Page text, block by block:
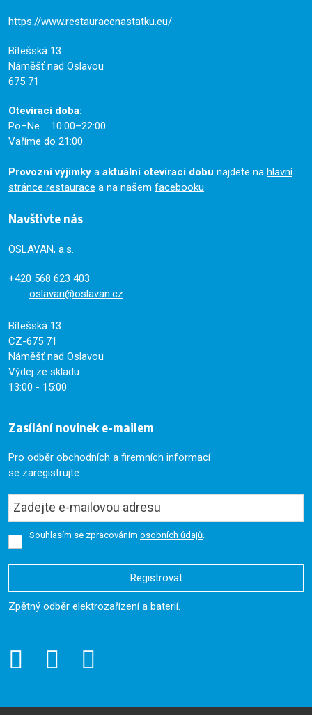
https://www.restauracenastatku.eu/
Bítešská 13
Náměšť nad Oslavou
675 71
Otevírací doba:
Po–Ne 10:00–22:00
Vaříme do 21:00.
Provozní výjimky a aktuální otevírací dobu najdete na hlavní
stránce restaurace a na našem facebooku.
Navštivte nás
OSLAVAN, a.s.
+420 568 623 403
oslavan@oslavan.cz
Bítešská 13
CZ-675 71
Náměšť nad Oslavou
Výdej ze skladu:
13:00 - 15:00
Zasílání novinek e-mailem
Pro odběr obchodních a firemních informací
se zaregistrujte
Souhlasím se zpracováním osobních údajů.
Registrovat
Formulář
odeslat.
Zpětný odběr elektrozařízení a baterií.